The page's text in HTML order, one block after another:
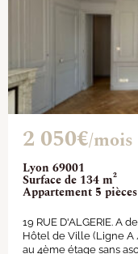
Lyon 69001
Surface de 134 m²
Appartement 5 pièces
2 050€/mois
19 RUE D'ALGERIE. A
Hôtel de Ville (Ligne A
au 4ème étage sans